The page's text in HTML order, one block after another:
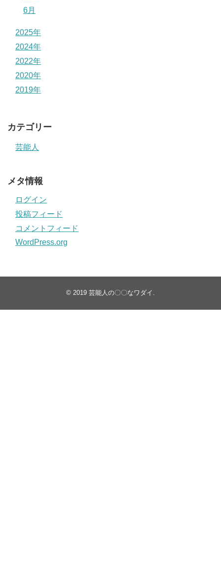
6月
2025年
2024年
2022年
2020年
2019年
カテゴリー
芸能人
メタ情報
ログイン
投稿フィード
コメントフィード
WordPress.org
© 2019 芸能人の〇〇なワダイ